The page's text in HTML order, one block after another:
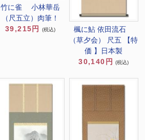
竹に雀 小林華岳
（尺五立）肉筆！
39,215円
(税込)
楓に鮎 依田流石
（草夕会） 尺五 【特
価 】日本製
30,140円
(税込)